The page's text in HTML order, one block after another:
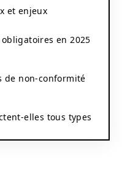
et enjeux
en 2025
de non-conformité
elles tous types